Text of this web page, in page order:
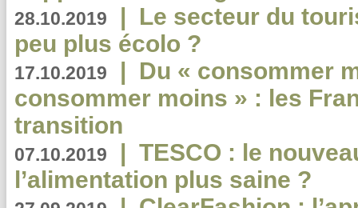
28.10.2019 | Le secteur du
peu plus écolo ?
17.10.2019 | Du « consommer
consommer moins » : les
transition
07.10.2019 | TESCO : le
l’alimentation plus saine ?